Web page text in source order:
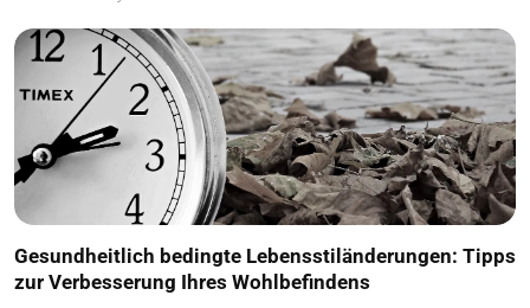
Gesundheitlich bedingte Lebensstiländerungen: Tipps
zur Verbesserung Ihres Wohlbefindens